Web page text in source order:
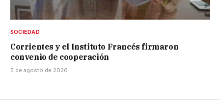
SOCIEDAD
Corrientes y el Instituto Francés firmaron
convenio de cooperación
5 de agosto de 2026